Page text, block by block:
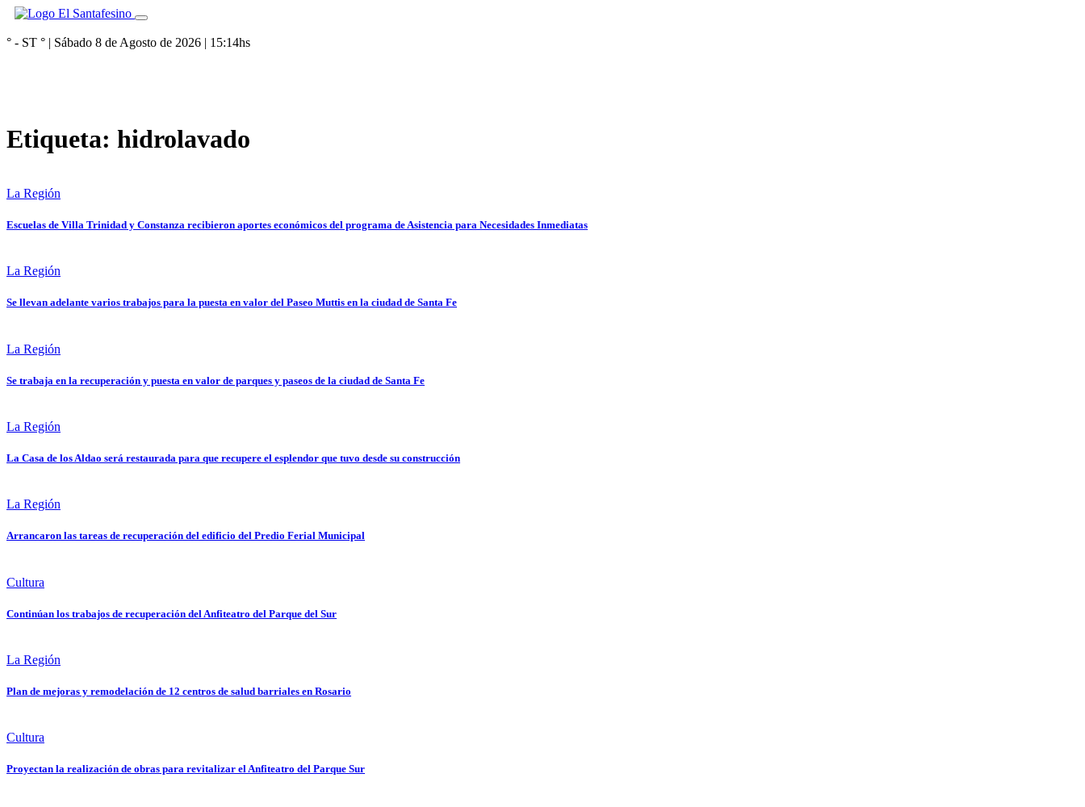
° - ST ° | Sábado 8 de Agosto de 2026 | 15:14hs
Etiqueta: hidrolavado
La Región
Escuelas de Villa Trinidad y Constanza recibieron aportes económicos del programa de Asistencia para Necesidades Inmediatas
La Región
Se llevan adelante varios trabajos para la puesta en valor del Paseo Muttis en la ciudad de Santa Fe
La Región
Se trabaja en la recuperación y puesta en valor de parques y paseos de la ciudad de Santa Fe
La Región
La Casa de los Aldao será restaurada para que recupere el esplendor que tuvo desde su construcción
La Región
Arrancaron las tareas de recuperación del edificio del Predio Ferial Municipal
Cultura
Continúan los trabajos de recuperación del Anfiteatro del Parque del Sur
La Región
Plan de mejoras y remodelación de 12 centros de salud barriales en Rosario
Cultura
Proyectan la realización de obras para revitalizar el Anfiteatro del Parque Sur